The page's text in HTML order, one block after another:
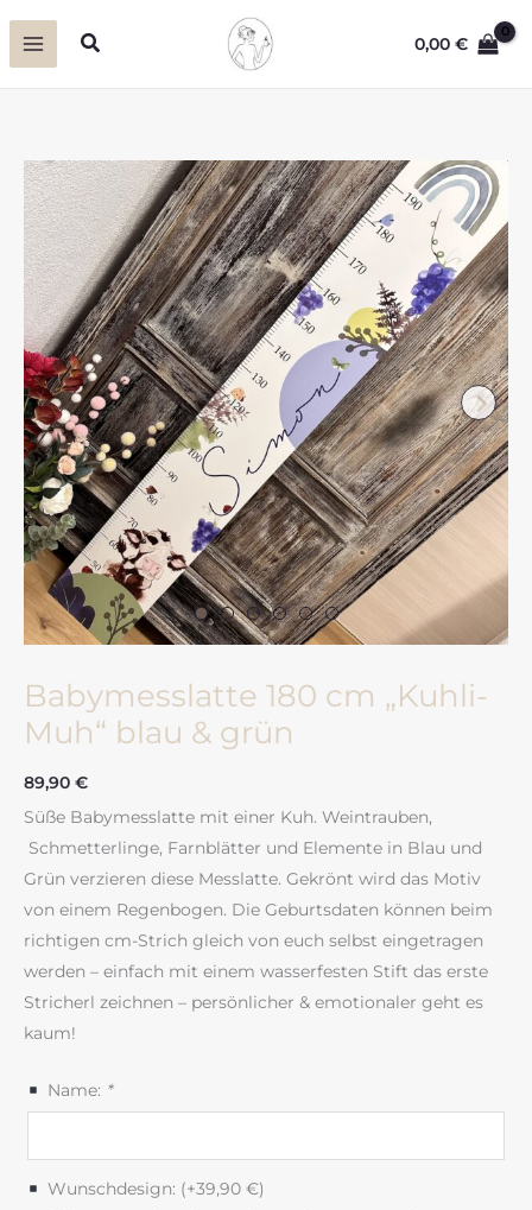
Inhalt
Suchen 0,00€
Babymesslatte 180 cm „Kuhli-
Muh“ blau & grün
89,90 €
Süße Babymesslatte mit einer Kuh. Weintrauben,
Schmetterlinge, Farnblätter und Elemente in Blau und
Grün verzieren diese Messlatte. Gekrönt wird das Motiv
von einem Regenbogen. Die Geburtsdaten können beim
richtigen cm-Strich gleich von euch selbst eingetragen
werden – einfach mit einem wasserfesten Stift das erste
Stricherl zeichnen – persönlicher & emotionaler geht es
kaum!
Name: *
Wunschdesign: (+39,90 €)